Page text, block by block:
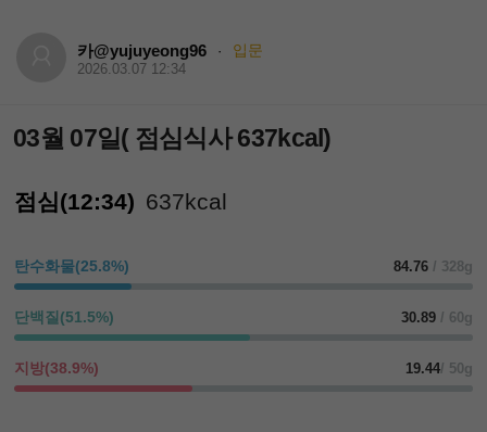
카@yujuyeong96 · 입문
2026.03.07 12:34
03월 07일( 점심식사 637kcal)
점심(12:34) 637kcal
탄수화물(25.8%) 84.76 / 328g
단백질(51.5%) 30.89 / 60g
지방(38.9%) 19.44/ 50g